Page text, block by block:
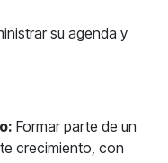
su agenda y
Formar parte de un
crecimiento, con